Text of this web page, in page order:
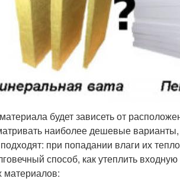
будет зависеть от
наиболее дешевые варианты,
при попадании влаги их
способ, как утеплить
материалов: